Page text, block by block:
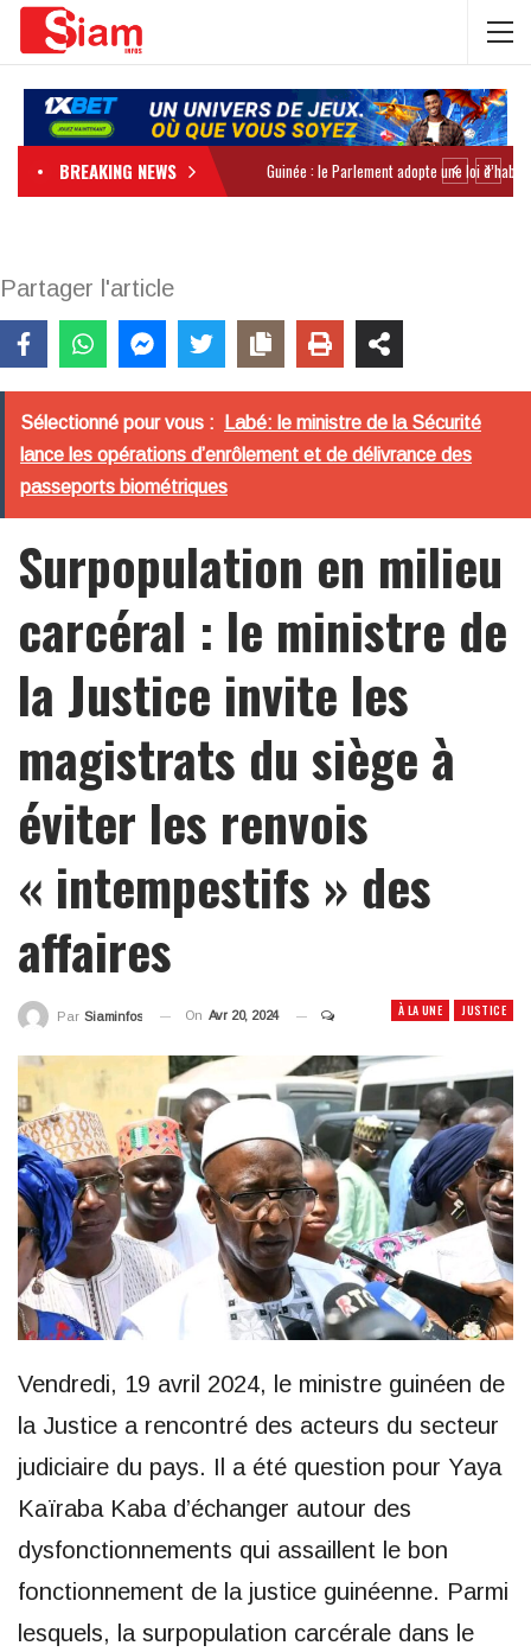
BREAKING NEWS
Partager l'article
Sélectionné pour vous :
Labé: le ministre de la Sécurité
lance les opérations d’enrôlement et de délivrance des
passeports biométriques
Surpopulation en milieu
carcéral : le ministre de
la Justice invite les
magistrats du siège à
éviter les renvois
« intempestifs » des
affaires
À LA UNE JUSTICE
Par Siaminfos On Avr 20, 2024
Vendredi, 19 avril 2024, le ministre guinéen de
la Justice a rencontré des acteurs du secteur
judiciaire du pays. Il a été question pour Yaya
Kaïraba Kaba d’échanger autour des
dysfonctionnements qui assaillent le bon
fonctionnement de la justice guinéenne. Parmi
lesquels, la surpopulation carcérale dans le